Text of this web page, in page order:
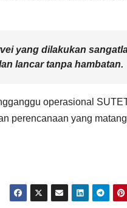
yang dilakukan
lancar tanpa hambatan.
operasional
perencanaan yang